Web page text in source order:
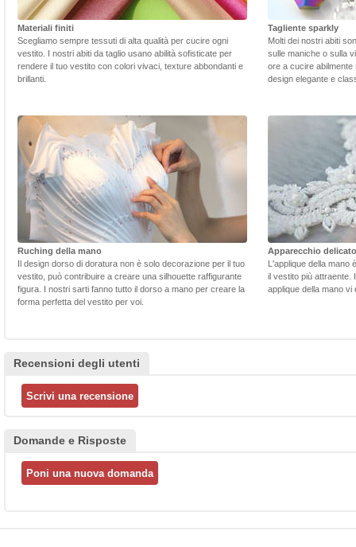
Materiali finiti
Scegliamo sempre tessuti di alta qualità per cucire ogni
vestito. I nostri abiti da taglio usano abilità sofisticate per
rendere il tuo vestito con colori vivaci, texture abbondanti e
brillanti.
Tagliente sparkly
Molti dei nostri abiti
sulle maniche o sulla
ore a cucire
design elegante e
Ruching della mano
Il design dorso di doratura non è solo decorazione per il tuo
vestito, può contribuire a creare una silhouette raffigurante
figura. I nostri sarti fanno tutto il dorso a mano per creare la
forma perfetta del vestito per voi.
Apparecchio delicato
L'applique della mano
il vestito più attraente.
applique della mano
Recensioni degli utenti
Domande e Risposte